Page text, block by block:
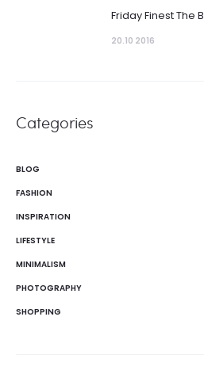
Friday Finest The
20.10 2016
Categories
BLOG
FASHION
INSPIRATION
LIFESTYLE
MINIMALISM
PHOTOGRAPHY
SHOPPING